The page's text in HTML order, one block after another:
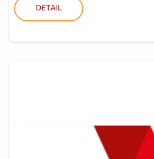
DETAIL